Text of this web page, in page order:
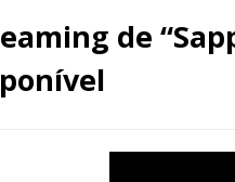
de